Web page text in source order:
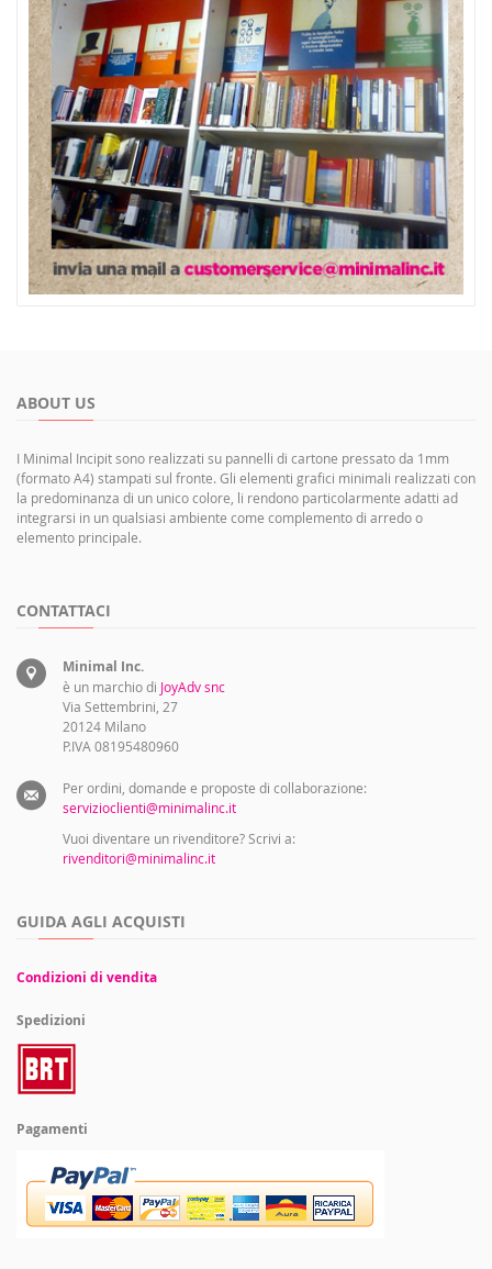
ABOUT US
I Minimal Incipit sono realizzati su pannelli di cartone pressato da 1mm
(formato A4) stampati sul fronte. Gli elementi grafici minimali realizzati con
la predominanza di un unico colore, li rendono particolarmente adatti ad
integrarsi in un qualsiasi ambiente come complemento di arredo o
elemento principale.
CONTATTACI
Minimal Inc.
è un marchio di JoyAdv snc
Via Settembrini, 27
20124 Milano
P.IVA 08195480960
Per ordini, domande e proposte di collaborazione:
servizioclienti@minimalinc.it
Vuoi diventare un rivenditore? Scrivi a:
rivenditori@minimalinc.it
GUIDA AGLI ACQUISTI
Condizioni di vendita
Spedizioni
Pagamenti